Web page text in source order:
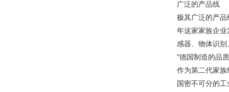
广泛的产品线
极其广泛的产
年这家家族企
感器、物体识别
"德国制造的品质
作为第二代家
国密不可分的